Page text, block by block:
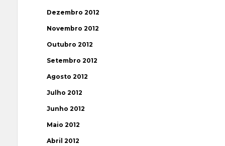
Dezembro 2012
Novembro 2012
Outubro 2012
Setembro 2012
Agosto 2012
Julho 2012
Junho 2012
Maio 2012
Abril 2012